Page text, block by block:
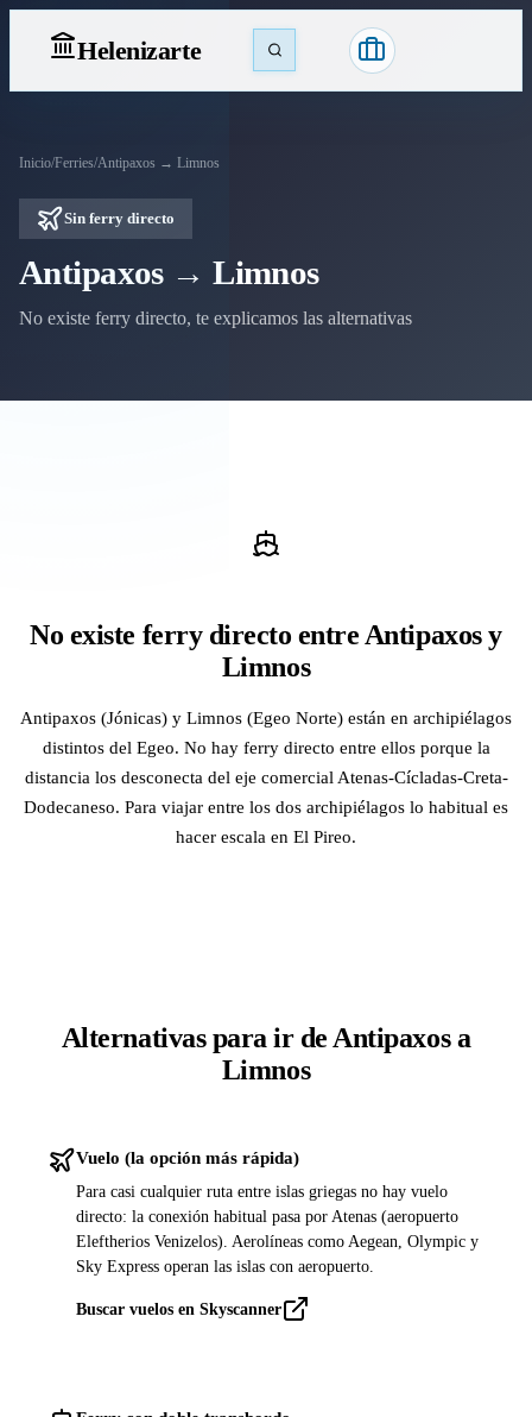
Helenizarte
Inicio/Ferries/Antipaxos → Limnos
Sin ferry directo
Antipaxos → Limnos
No existe ferry directo, te explicamos las alternativas
No existe ferry directo entre Antipaxos y
Limnos
Antipaxos (Jónicas) y Limnos (Egeo Norte) están en archipiélagos
distintos del Egeo. No hay ferry directo entre ellos porque la
distancia los desconecta del eje comercial Atenas-Cícladas-Creta-
Dodecaneso. Para viajar entre los dos archipiélagos lo habitual es
hacer escala en El Pireo.
Alternativas para ir de Antipaxos a
Limnos
Vuelo (la opción más rápida)
Para casi cualquier ruta entre islas griegas no hay vuelo
directo: la conexión habitual pasa por Atenas (aeropuerto
Eleftherios Venizelos). Aerolíneas como Aegean, Olympic y
Sky Express operan las islas con aeropuerto.
Buscar vuelos en Skyscanner